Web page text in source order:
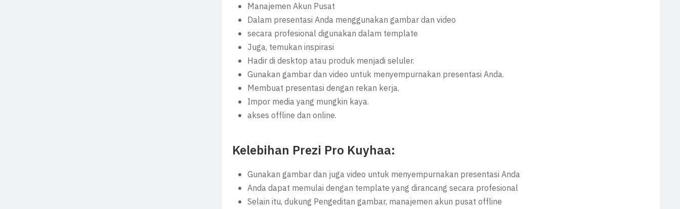
Manajemen Akun Pusat
Dalam presentasi Anda menggunakan gambar dan video
secara profesional digunakan dalam template
Juga, temukan inspirasi
Hadir di desktop atau produk menjadi seluler.
Gunakan gambar dan video untuk menyempurnakan presentasi Anda.
Membuat presentasi dengan rekan kerja.
Impor media yang mungkin kaya.
akses offline dan online.
Kelebihan Prezi Pro Kuyhaa:
Gunakan gambar dan juga video untuk menyempurnakan presentasi Anda
Anda dapat memulai dengan template yang dirancang secara profesional
Selain itu, dukung Pengeditan gambar, manajemen akun pusat offline